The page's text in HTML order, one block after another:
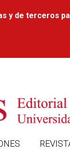
y de terceros